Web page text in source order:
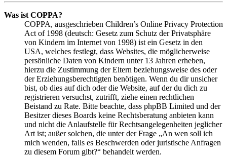
Was ist COPPA?
COPPA, ausgeschrieben Children’s Online Privacy Protection
Act of 1998 (deutsch: Gesetz zum Schutz der Privatsphäre
von Kindern im Internet von 1998) ist ein Gesetz in den
USA, welches festlegt, dass Websites, die möglicherweise
persönliche Daten von Kindern unter 13 Jahren erheben,
hierzu die Zustimmung der Eltern beziehungsweise des oder
der Erziehungsberechtigten benötigen. Wenn du dir unsicher
bist, ob dies auf dich oder die Website, auf der du dich zu
registrieren versuchst, zutrifft, ziehe einen rechtlichen
Beistand zu Rate. Bitte beachte, dass phpBB Limited und der
Besitzer dieses Boards keine Rechtsberatung anbieten kann
und nicht die Anlaufstelle für Rechtsangelegenheiten jeglicher
Art ist; außer solchen, die unter der Frage „An wen soll ich
mich wenden, falls es Beschwerden oder juristische Anfragen
zu diesem Forum gibt?“ behandelt werden.